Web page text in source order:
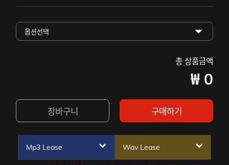
총 상품금액
₩ 0
장바구니 구매하기
Mp3 Lease Wav Lease